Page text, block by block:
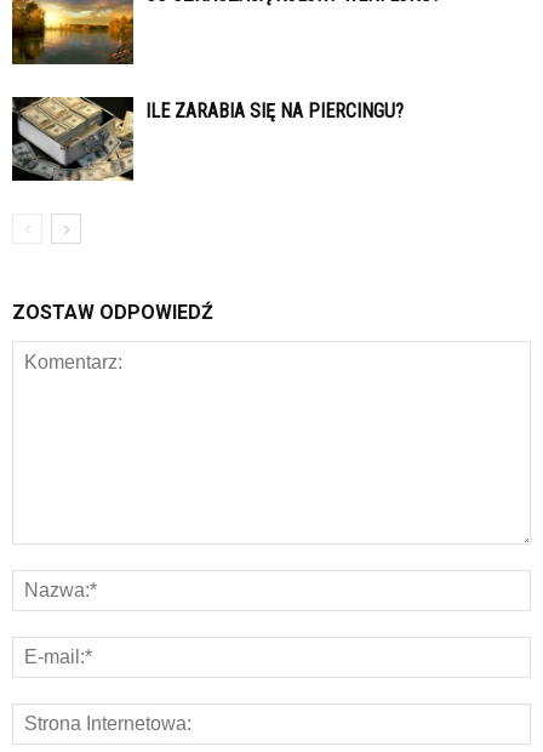
ILE ZARABIA SIĘ NA PIERCINGU?
ZOSTAW ODPOWIEDŹ